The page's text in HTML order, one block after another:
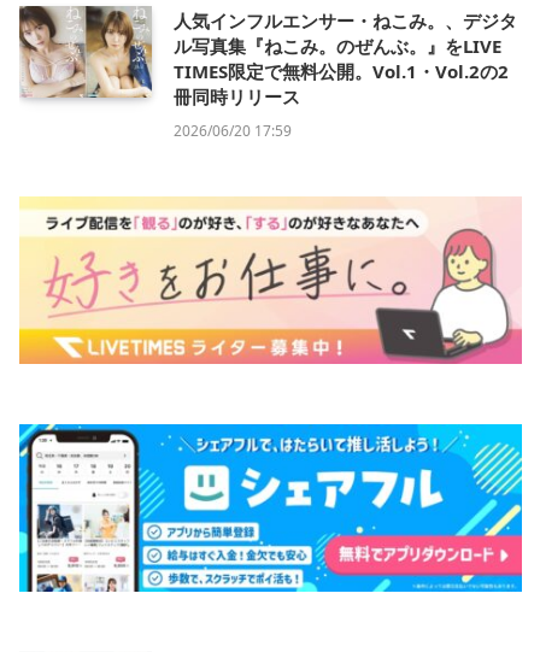
人気インフルエンサー・ねこみ。、デジタ
ル写真集『ねこみ。のぜんぶ。』をLIVE
TIMES限定で無料公開。Vol.1・Vol.2の2
冊同時リリース
2026/06/20 17:59